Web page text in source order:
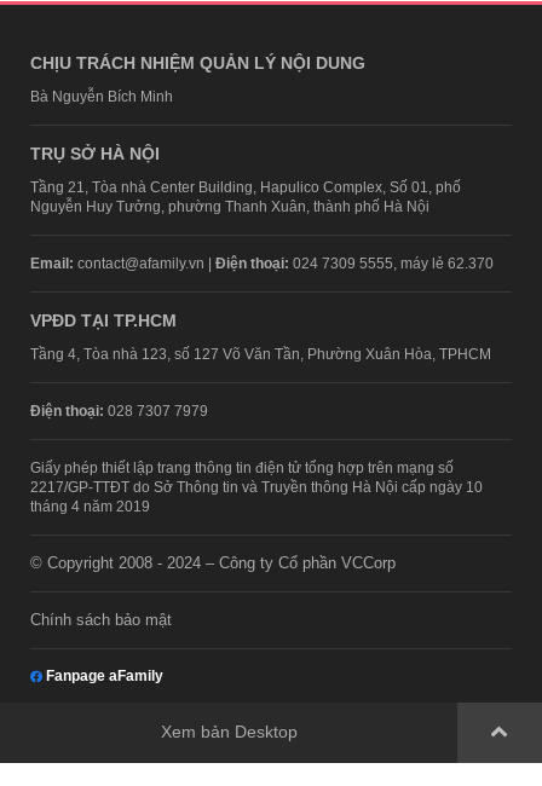
CHỊU TRÁCH NHIỆM QUẢN LÝ NỘI DUNG
Bà Nguyễn Bích Minh
TRỤ SỞ HÀ NỘI
Tầng 21, Tòa nhà Center Building, Hapulico Complex, Số 01, phố
Nguyễn Huy Tưởng, phường Thanh Xuân, thành phố Hà Nội
Email: contact@afamily.vn | Điện thoại: 024 7309 5555, máy lẻ 62.370
VPĐD TẠI TP.HCM
Tầng 4, Tòa nhà 123, số 127 Võ Văn Tần, Phường Xuân Hòa, TPHCM
Điện thoại: 028 7307 7979
Giấy phép thiết lập trang thông tin điện tử tổng hợp trên mạng số
2217/GP-TTĐT do Sở Thông tin và Truyền thông Hà Nội cấp ngày 10
tháng 4 năm 2019
© Copyright 2008 - 2024 – Công ty Cổ phần VCCorp
Chính sách bảo mật
Fanpage aFamily
Xem bản Desktop